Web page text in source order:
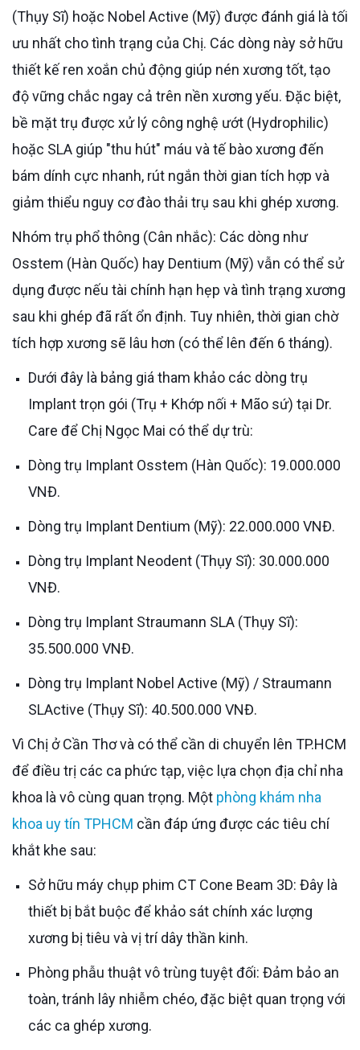
(Thụy Sĩ) hoặc Nobel Active (Mỹ) được đánh giá là tối
ưu nhất cho tình trạng của Chị. Các dòng này sở hữu
thiết kế ren xoắn chủ động giúp nén xương tốt, tạo
độ vững chắc ngay cả trên nền xương yếu. Đặc biệt,
bề mặt trụ được xử lý công nghệ ướt (Hydrophilic)
hoặc SLA giúp "thu hút" máu và tế bào xương đến
bám dính cực nhanh, rút ngắn thời gian tích hợp và
giảm thiểu nguy cơ đào thải trụ sau khi ghép xương.
Nhóm trụ phổ thông (Cân nhắc): Các dòng như
Osstem (Hàn Quốc) hay Dentium (Mỹ) vẫn có thể sử
dụng được nếu tài chính hạn hẹp và tình trạng xương
sau khi ghép đã rất ổn định. Tuy nhiên, thời gian chờ
tích hợp xương sẽ lâu hơn (có thể lên đến 6 tháng).
Dưới đây là bảng giá tham khảo các dòng trụ
Implant trọn gói (Trụ + Khớp nối + Mão sứ) tại Dr.
Care để Chị Ngọc Mai có thể dự trù:
Dòng trụ Implant Osstem (Hàn Quốc): 19.000.000
VNĐ.
Dòng trụ Implant Dentium (Mỹ): 22.000.000 VNĐ.
Dòng trụ Implant Neodent (Thụy Sĩ): 30.000.000
VNĐ.
Dòng trụ Implant Straumann SLA (Thụy Sĩ):
35.500.000 VNĐ.
Dòng trụ Implant Nobel Active (Mỹ) / Straumann
SLActive (Thụy Sĩ): 40.500.000 VNĐ.
Vì Chị ở Cần Thơ và có thể cần di chuyển lên TP.HCM
để điều trị các ca phức tạp, việc lựa chọn địa chỉ nha
khoa là vô cùng quan trọng. Một phòng khám nha
khoa uy tín TPHCM cần đáp ứng được các tiêu chí
khắt khe sau:
Sở hữu máy chụp phim CT Cone Beam 3D: Đây là
thiết bị bắt buộc để khảo sát chính xác lượng
xương bị tiêu và vị trí dây thần kinh.
Phòng phẫu thuật vô trùng tuyệt đối: Đảm bảo an
toàn, tránh lây nhiễm chéo, đặc biệt quan trọng với
các ca ghép xương.